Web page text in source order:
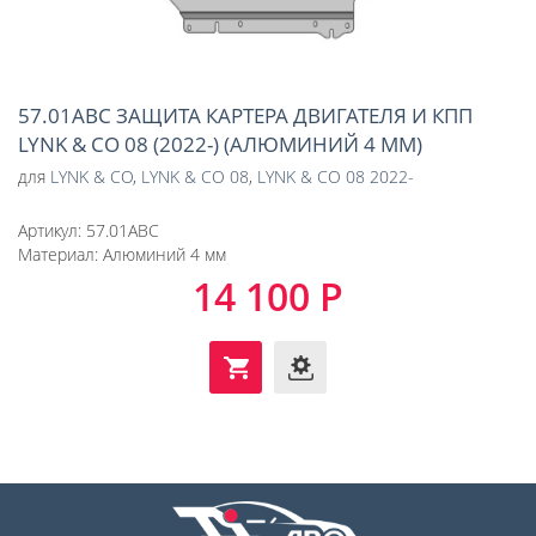
57.01ABC ЗАЩИТА КАРТЕРА ДВИГАТЕЛЯ И КПП
LYNK & CO 08 (2022-) (АЛЮМИНИЙ 4 ММ)
для LYNK & CO, LYNK & CO 08, LYNK & CO 08 2022-
Артикул: 57.01ABC
Материал: Алюминий 4 мм
14 100 Р